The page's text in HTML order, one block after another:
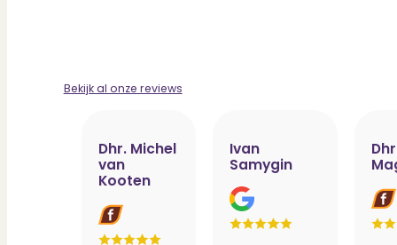
Bekijk al onze reviews
Dhr. Michel
van
Kooten
Ivan
Samygin